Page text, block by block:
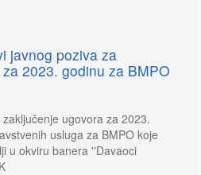
javnog poziva za
2023. godinu za BMPO
ugovora za 2023.
usluga za BMPO koje
u okviru banera ''Davaoci